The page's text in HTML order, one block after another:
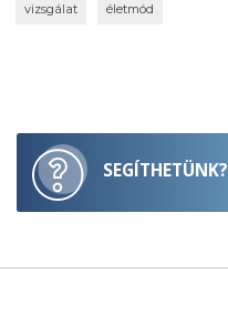
vizsgálat életmód
SEGÍTHETÜNK?